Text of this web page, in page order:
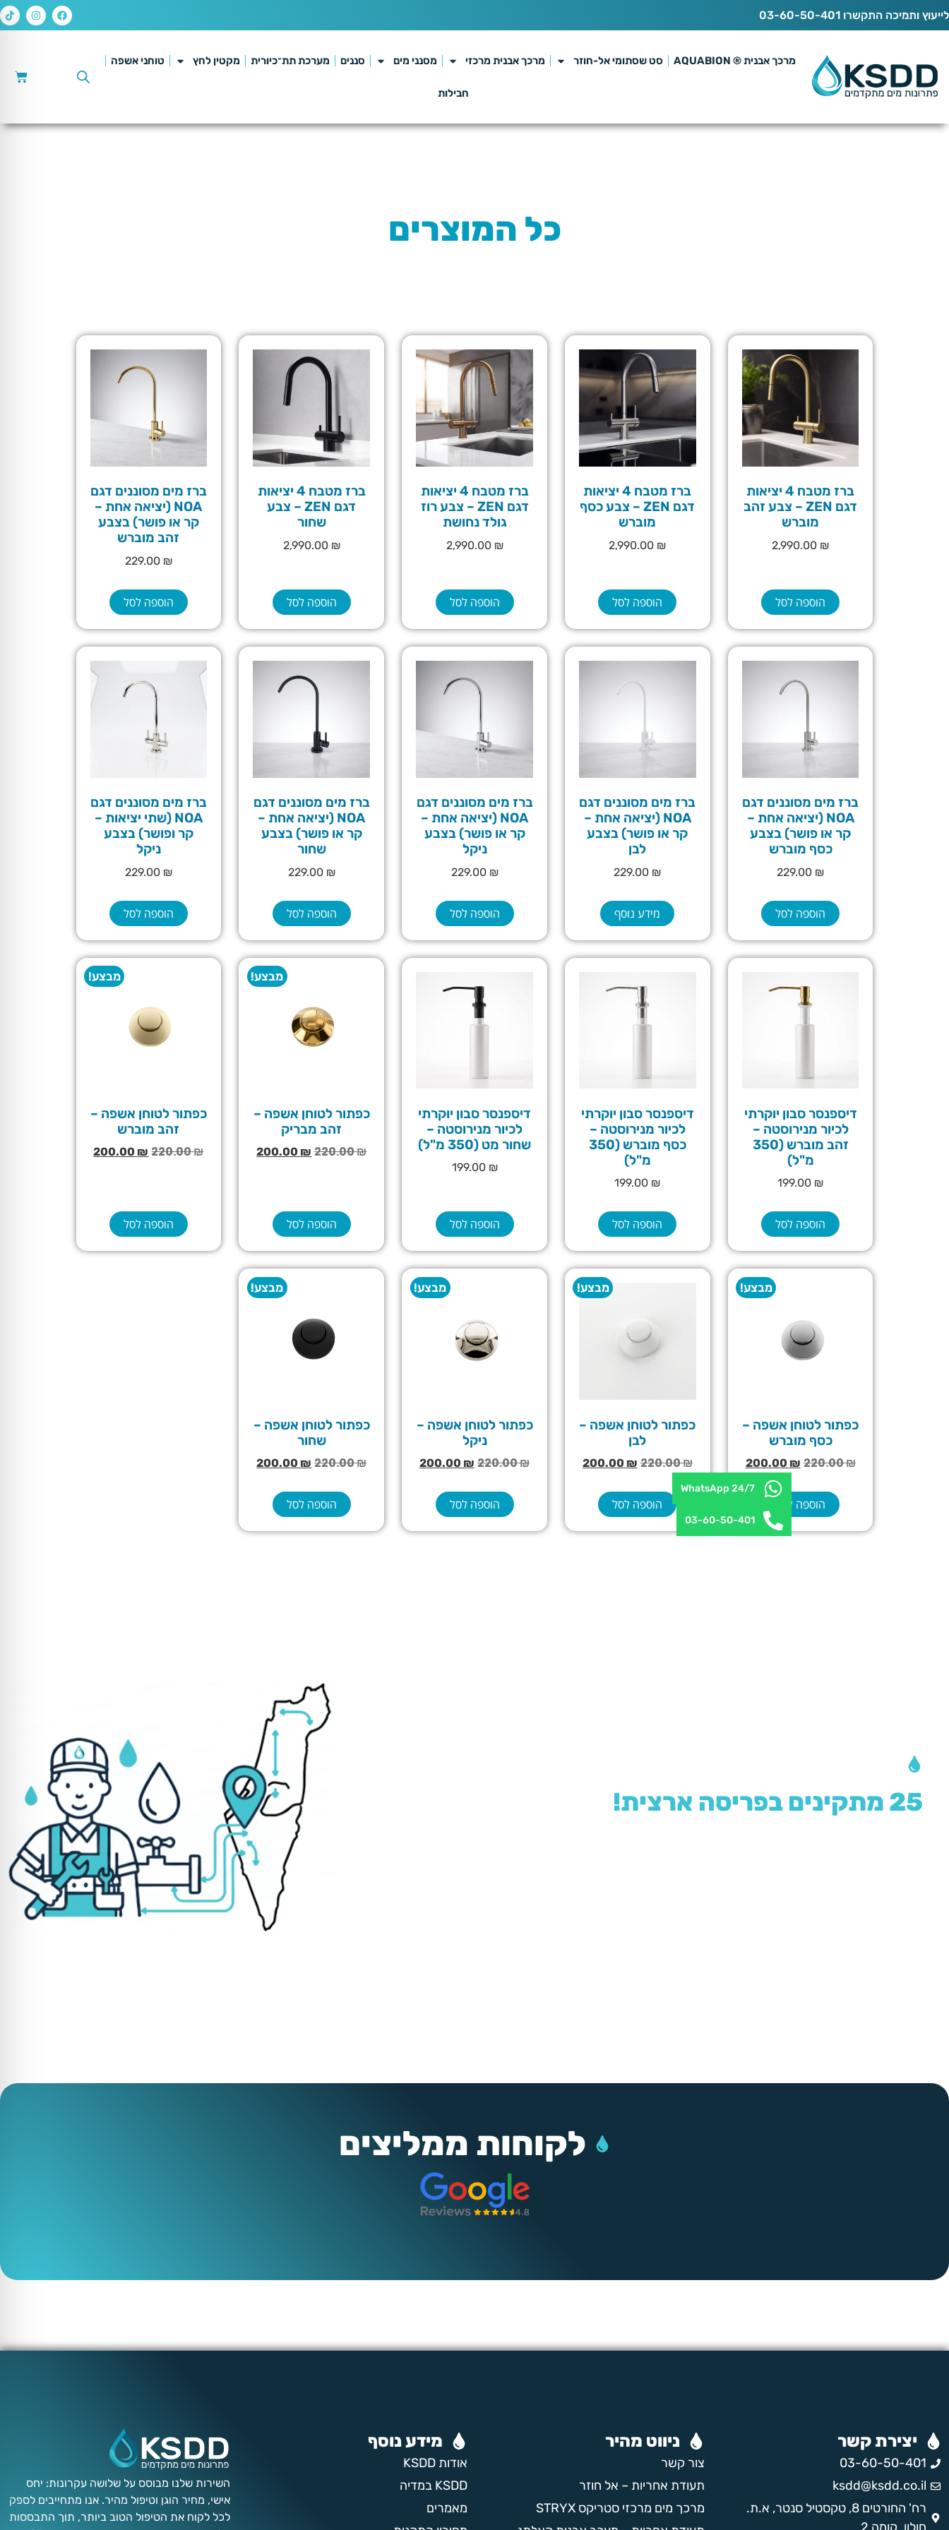
לייעוץ ותמיכה התקשרו 03-60-50-401
מרכך אבנית ® AQUABION סט שסתומי אל-חוזר מרכך אבנית מרכזי מסנני מים סננים מערכת תת־כיורית מקטין לחץ טוחני אשפה
חבילות
כל המוצרים
ברז מטבח 4 יציאות
דגם ZEN – צבע זהב
מוברש
2,990.00 ₪
הוספה לסל
ברז מטבח 4 יציאות
דגם ZEN – צבע כסף
מוברש
2,990.00 ₪
הוספה לסל
ברז מטבח 4 יציאות
דגם ZEN – צבע רוז
גולד נחושת
2,990.00 ₪
הוספה לסל
ברז מטבח 4 יציאות
דגם ZEN – צבע
שחור
2,990.00 ₪
הוספה לסל
ברז מים מסוננים דגם
NOA (יציאה אחת –
קר או פושר) בצבע
זהב מוברש
229.00 ₪
הוספה לסל
ברז מים מסוננים דגם
NOA (יציאה אחת –
קר או פושר) בצבע
כסף מוברש
229.00 ₪
הוספה לסל
ברז מים מסוננים דגם
NOA (יציאה אחת –
קר או פושר) בצבע
לבן
229.00 ₪
מידע נוסף
ברז מים מסוננים דגם
NOA (יציאה אחת –
קר או פושר) בצבע
ניקל
229.00 ₪
הוספה לסל
ברז מים מסוננים דגם
NOA (יציאה אחת –
קר או פושר) בצבע
שחור
229.00 ₪
הוספה לסל
ברז מים מסוננים דגם
NOA (שתי יציאות –
קר ופושר) בצבע
ניקל
229.00 ₪
הוספה לסל
דיספנסר סבון יוקרתי
לכיור מנירוסטה –
זהב מוברש (350
מ"ל)
199.00 ₪
הוספה לסל
דיספנסר סבון יוקרתי
לכיור מנירוסטה –
כסף מוברש (350
מ"ל)
199.00 ₪
הוספה לסל
דיספנסר סבון יוקרתי
לכיור מנירוסטה –
שחור מט (350 מ"ל)
199.00 ₪
הוספה לסל
מבצע!
כפתור לטוחן אשפה –
זהב מבריק
220.00₪
200.00 ₪
הוספה לסל
מבצע!
כפתור לטוחן אשפה –
זהב מוברש
220.00₪
200.00 ₪
הוספה לסל
מבצע!
כפתור לטוחן אשפה –
כסף מוברש
220.00₪
200.00 ₪
הוספה לסל
מבצע!
כפתור לטוחן אשפה –
לבן
220.00₪
200.00 ₪
הוספה לסל
מבצע!
כפתור לטוחן אשפה –
ניקל
220.00₪
200.00 ₪
הוספה לסל
מבצע!
כפתור לטוחן אשפה –
שחור
220.00₪
200.00 ₪
הוספה לסל
25 מתקינים בפריסה ארצית!
לקוחות ממליצים
יצירת קשר
03-60-50-401
ksdd@ksdd.co.il
רח' החורטים 8, טקסטיל סנטר, א.ת.
ניווט מהיר
צור קשר
תעודת אחריות – אל חוזר
מרכך מים מרכזי סטריקס STRYX
מידע נוסף
אודות KSDD
KSDD במדיה
מאמרים
השירות שלנו מבוסס על שלושה עקרונות: יחס
אישי, מחיר הוגן וטיפול מהיר. אנו מתחייבים לספק
לכל לקוח את הטיפול הטוב ביותר, תוך התבססות
WhatsApp 24/7
03-60-50-401